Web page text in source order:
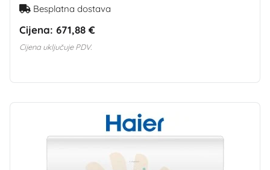
Besplatna dostava
Cijena: 671,88 €
Cijena uključuje PDV.